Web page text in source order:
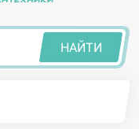
НАЙТИ